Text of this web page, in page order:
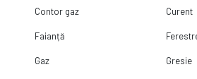
Contor gaz Curent
Faianță
Gaz Gresie